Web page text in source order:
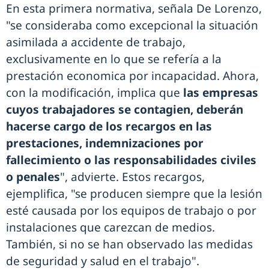
En esta primera normativa, señala De Lorenzo,
"se consideraba como excepcional la situación
asimilada a accidente de trabajo,
exclusivamente en lo que se refería a la
prestación economica por incapacidad. Ahora,
con la modificación, implica que las empresas
cuyos trabajadores se contagien, deberán
hacerse cargo de los recargos en las
prestaciones, indemnizaciones por
fallecimiento o las responsabilidades civiles
o penales", advierte. Estos recargos,
ejemplifica, "se producen siempre que la lesión
esté causada por los equipos de trabajo o por
instalaciones que carezcan de medios.
También, si no se han observado las medidas
de seguridad y salud en el trabajo".